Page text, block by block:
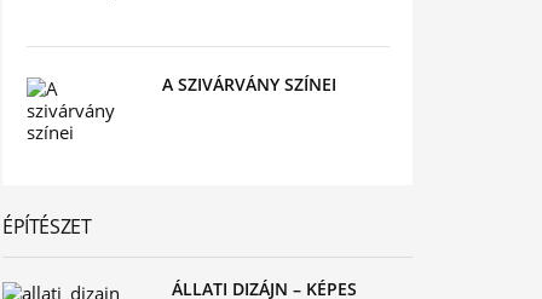
A SZIVÁRVÁNY SZÍNEI
ÉPÍTÉSZET
ÁLLATI DIZÁJN – KÉPES